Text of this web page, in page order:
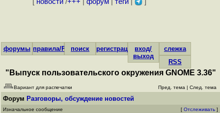
форумы правила/FAQпоиск регистрациявход/
выход
слежка
RSS
"Выпуск пользовательского окружения GNOME 3.36"
Вариант для распечатки Пред. тема | След. тема
Форум Разговоры, обсуждение новостей
Изначальное сообщение [ Отслеживать ]